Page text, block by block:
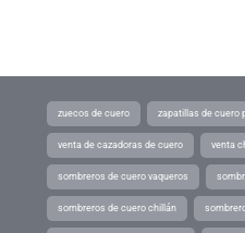
zuecos de cuero zapatillas de cuero
venta de cazadoras de cuero venta
sombreros de cuero vaqueros
sombreros de cuero chillán